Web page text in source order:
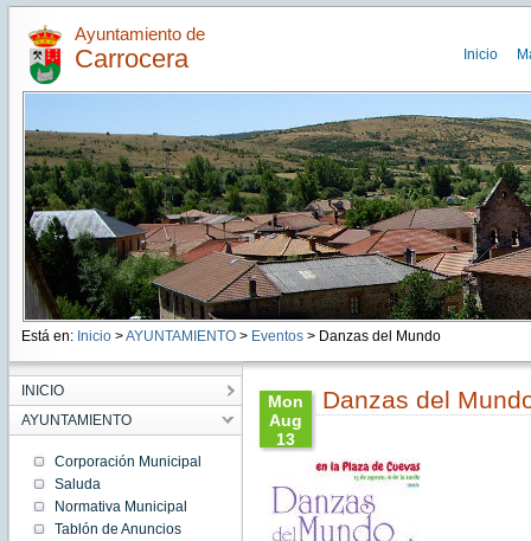
Ayuntamiento de
Carrocera Inicio
Está en: Inicio >AYUNTAMIENTO> Eventos> Danzas del Mundo
INICIO
AYUNTAMIENTO
Corporación Municipal
Saluda
Normativa Municipal
Tablón de Anuncios
Mon
Aug
13
12:55:00
2018
Mon
Aug 13
Danzas del